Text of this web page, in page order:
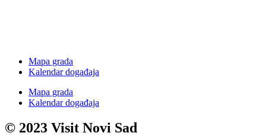
Mapa grada
Kalendar događaja
Mapa grada
Kalendar događaja
© 2023 Visit Novi Sad